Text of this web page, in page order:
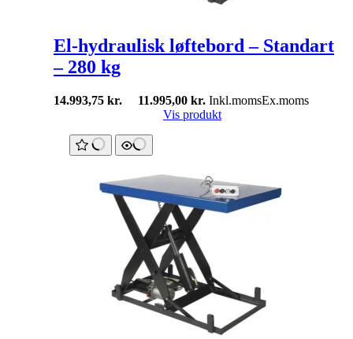
El-hydraulisk løftebord – Standart
– 280 kg
14.993,75 kr. 11.995,00 kr. Inkl.momsEx.moms
Vis produkt